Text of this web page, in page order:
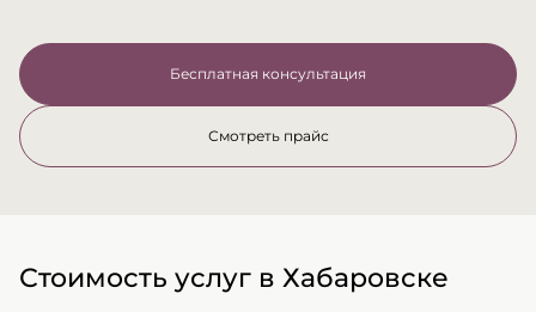
Бесплатная консультация
Смотреть прайс
Стоимость услуг в Хабаровске